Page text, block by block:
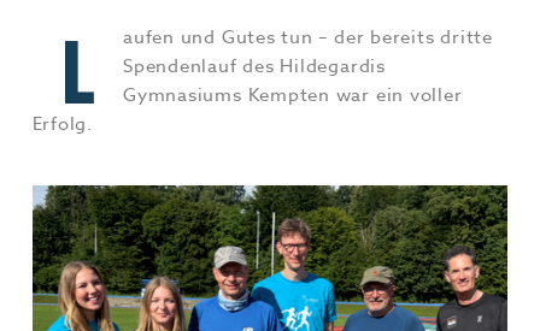
L
aufen und Gutes tun – der bereits dritte
Spendenlauf des Hildegardis
Gymnasiums Kempten war ein voller
Erfolg.